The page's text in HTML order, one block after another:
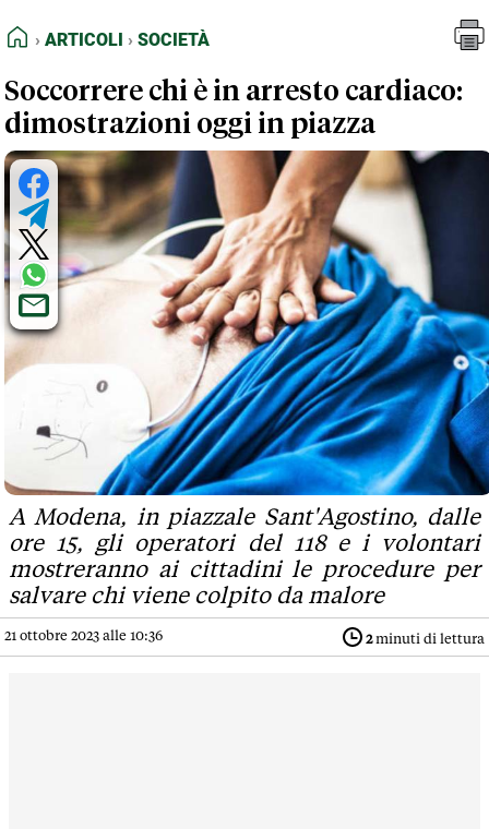
FEED RSS
NORMATIVE DEONTOLOGICHE
TERMINI e CONDIZIONI
HOME
ARTICOLI SOCIETÀ
Soccorrere chi è in arresto cardiaco:
dimostrazioni oggi in piazza
A Modena, in piazzale Sant'Agostino, dalle
ore 15, gli operatori del 118 e i volontari
mostreranno ai cittadini le procedure per
salvare chi viene colpito da malore
21 ottobre 2023 alle 10:36 2minuti di lettura